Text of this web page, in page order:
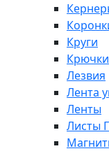
Круги
Крючки
Лезвия
Лента
Ленты
Листы